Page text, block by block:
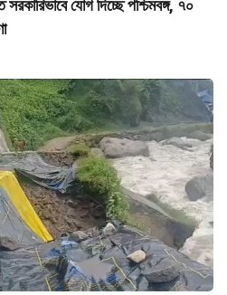
সরকারিভাবে যোগ দিচ্ছে পশ্চিমবঙ্গ, ৭০